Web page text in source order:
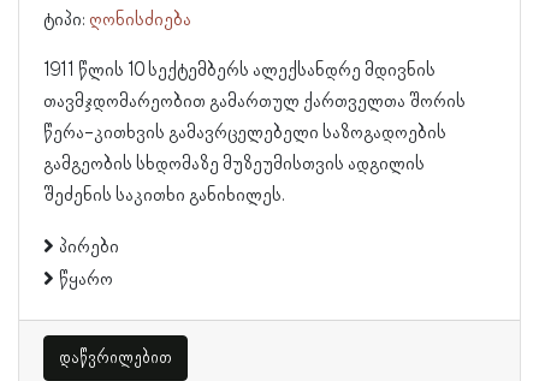
ტიპი: ღონისძიება
1911 წლის 10 სექტემბერს ალექსანდრე მდივნის
თავმჯდომარეობით გამართულ ქართველთა შორის
წერა-კითხვის გამავრცელებელი საზოგადოების
გამგეობის სხდომაზე მუზეუმისთვის ადგილის
შეძენის საკითხი განიხილეს.
პირები
წყარო
დაწვრილებით